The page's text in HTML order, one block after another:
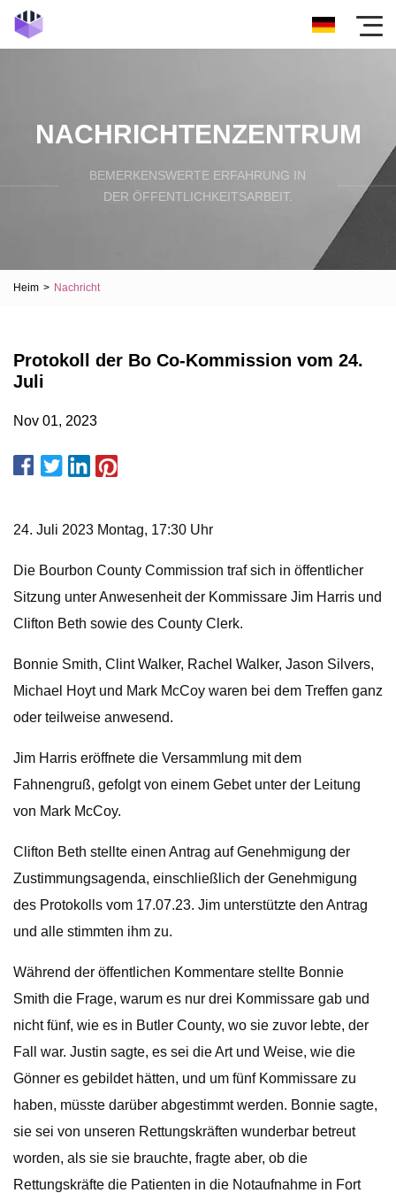
NACHRICHTENZENTRUM
BEMERKENSWERTE ERFAHRUNG IN
DER ÖFFENTLICHKEITSARBEIT.
Heim > Nachricht
Protokoll der Bo Co-Kommission vom 24.
Juli
Nov 01, 2023
24. Juli 2023 Montag, 17:30 Uhr
Die Bourbon County Commission traf sich in öffentlicher
Sitzung unter Anwesenheit der Kommissare Jim Harris und
Clifton Beth sowie des County Clerk.
Bonnie Smith, Clint Walker, Rachel Walker, Jason Silvers,
Michael Hoyt und Mark McCoy waren bei dem Treffen ganz
oder teilweise anwesend.
Jim Harris eröffnete die Versammlung mit dem
Fahnengruß, gefolgt von einem Gebet unter der Leitung
von Mark McCoy.
Clifton Beth stellte einen Antrag auf Genehmigung der
Zustimmungsagenda, einschließlich der Genehmigung
des Protokolls vom 17.07.23. Jim unterstützte den Antrag
und alle stimmten ihm zu.
Während der öffentlichen Kommentare stellte Bonnie
Smith die Frage, warum es nur drei Kommissare gab und
nicht fünf, wie es in Butler County, wo sie zuvor lebte, der
Fall war. Justin sagte, es sei die Art und Weise, wie die
Gönner es gebildet hätten, und um fünf Kommissare zu
haben, müsste darüber abgestimmt werden. Bonnie sagte,
sie sei von unseren Rettungskräften wunderbar betreut
worden, als sie sie brauchte, fragte aber, ob die
Rettungskräfte die Patienten in die Notaufnahme in Fort